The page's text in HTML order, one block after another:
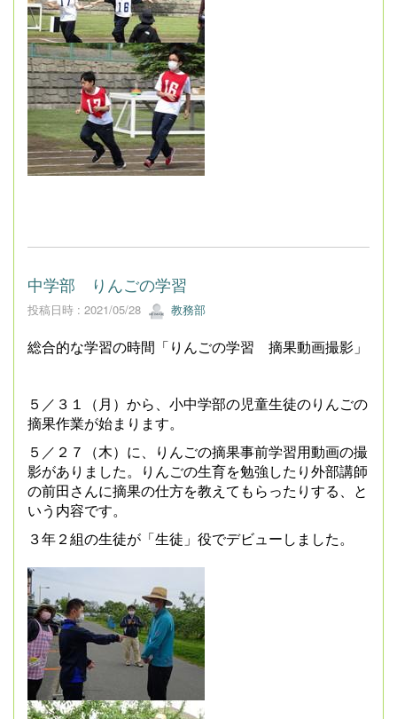
中学部 りんごの学習
投稿日時 : 2021/05/28 教務部
総合的な学習の時間「りんごの学習 摘果動画撮影」
５／３１（月）から、小中学部の児童生徒のりんごの
摘果作業が始まります。
５／２７（木）に、りんごの摘果事前学習用動画の撮
影がありました。りんごの生育を勉強したり外部講師
の前田さんに摘果の仕方を教えてもらったりする、と
いう内容です。
３年２組の生徒が「生徒」役でデビューしました。